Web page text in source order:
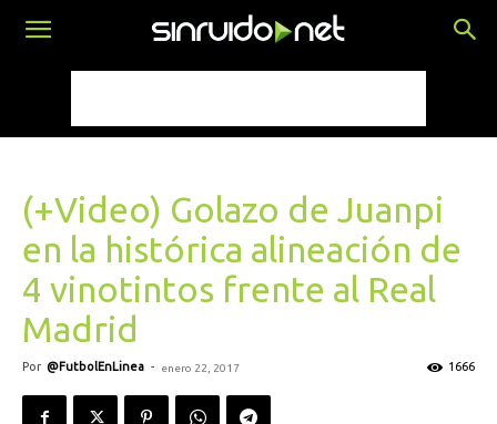
(+Video) Golazo de Juanpi
en la histórica alineación de
4 vinotintos frente al Real
Madrid
Por @FutbolEnLinea - enero 22, 2017 1666